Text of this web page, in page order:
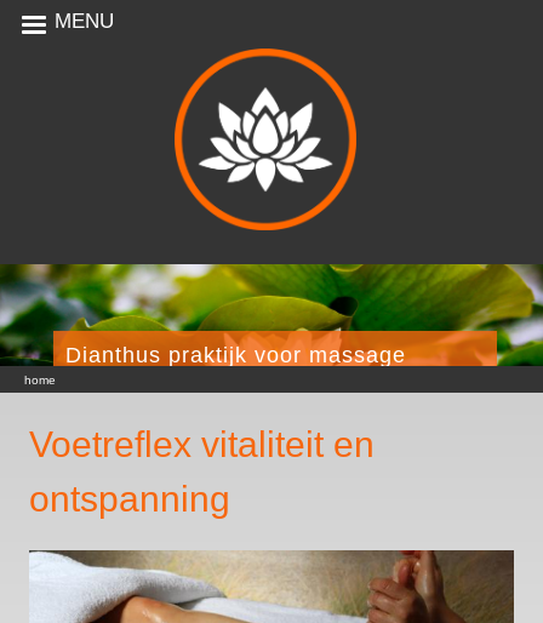
MENU
Dianthus praktijk voor massage
U bent hier
home
Voetreflex vitaliteit en
ontspanning